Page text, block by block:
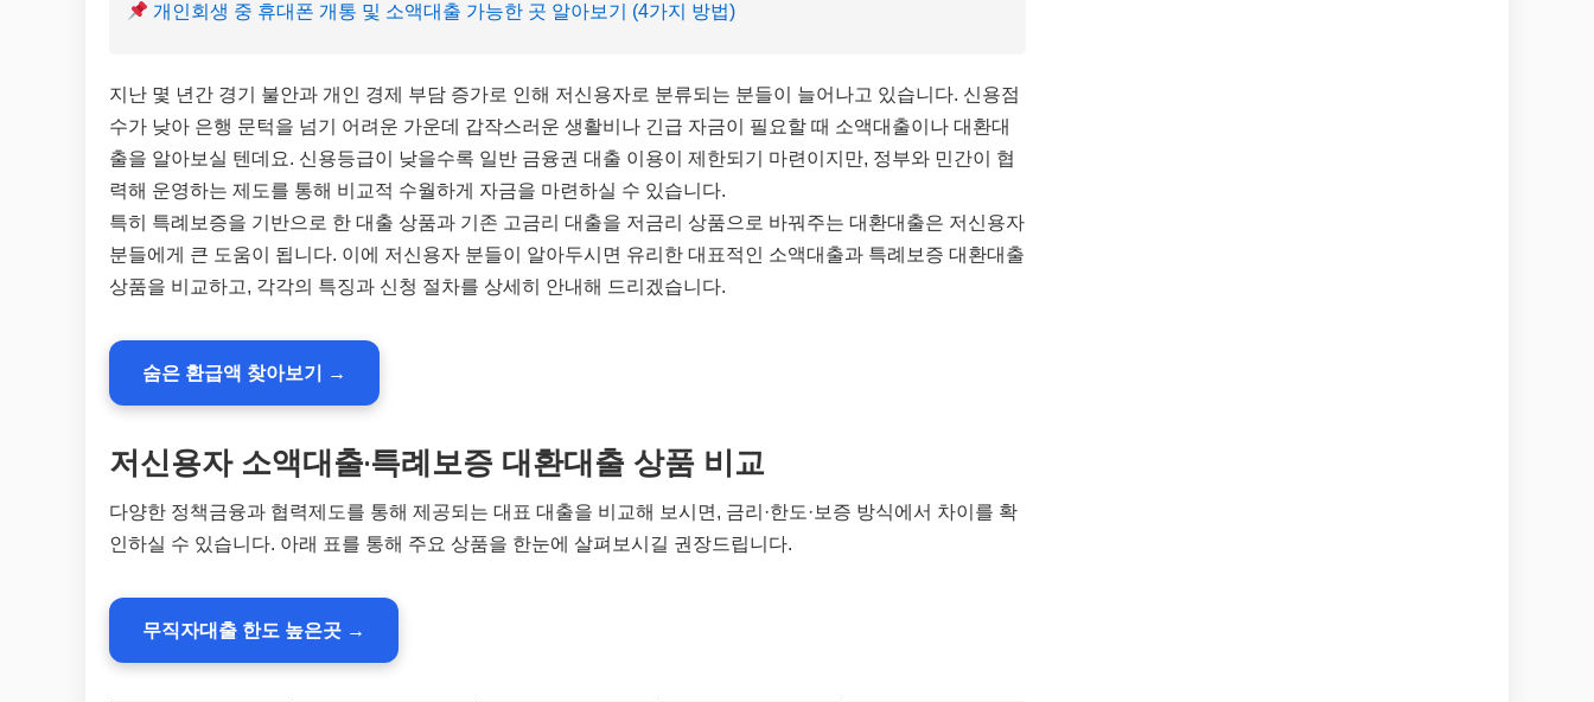
개인회생 중 휴대폰 개통 및 소액대출 가능한 곳 알아보기 (4가지 방법)
지난 몇 년간 경기 불안과 개인 경제 부담 증가로 인해 저신용자로 분류되는 분들이 늘어나고 있습니다. 신용점
수가 낮아 은행 문턱을 넘기 어려운 가운데 갑작스러운 생활비나 긴급 자금이 필요할 때 소액대출이나 대환대
출을 알아보실 텐데요. 신용등급이 낮을수록 일반 금융권 대출 이용이 제한되기 마련이지만, 정부와 민간이 협
력해 운영하는 제도를 통해 비교적 수월하게 자금을 마련하실 수 있습니다.
특히 특례보증을 기반으로 한 대출 상품과 기존 고금리 대출을 저금리 상품으로 바꿔주는 대환대출은 저신용자
분들에게 큰 도움이 됩니다. 이에 저신용자 분들이 알아두시면 유리한 대표적인 소액대출과 특례보증 대환대출
상품을 비교하고, 각각의 특징과 신청 절차를 상세히 안내해 드리겠습니다.
숨은 환급액 찾아보기 →
저신용자 소액대출·특례보증 대환대출 상품 비교
다양한 정책금융과 협력제도를 통해 제공되는 대표 대출을 비교해 보시면, 금리·한도·보증 방식에서 차이를 확
인하실 수 있습니다. 아래 표를 통해 주요 상품을 한눈에 살펴보시길 권장드립니다.
무직자대출 한도 높은곳 →